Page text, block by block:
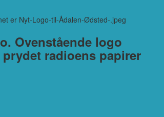
Ovenstående logo
radioens papirer